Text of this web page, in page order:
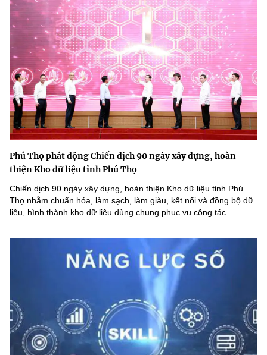
Phú Thọ phát động Chiến dịch 90 ngày xây dựng, hoàn
thiện Kho dữ liệu tỉnh Phú Thọ
Chiến dịch 90 ngày xây dựng, hoàn thiện Kho dữ liệu tỉnh Phú
Thọ nhằm chuẩn hóa, làm sạch, làm giàu, kết nối và đồng bộ dữ
liệu, hình thành kho dữ liệu dùng chung phục vụ công tác...